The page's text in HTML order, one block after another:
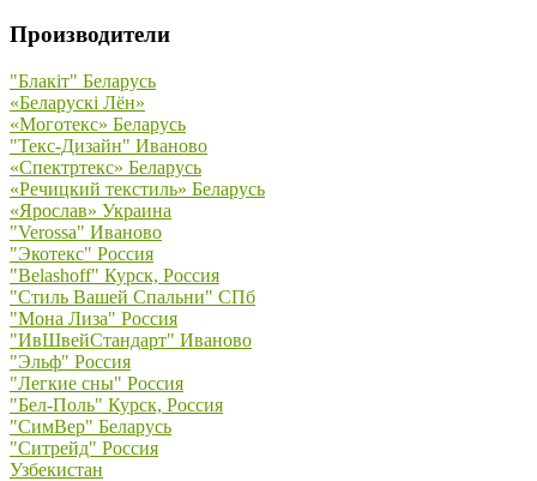
Производители
"Блакiт" Беларусь
«Беларускi Лён»
«Моготекс» Беларусь
"Текс-Дизайн" Иваново
«Спектртекс» Беларусь
«Речицкий текстиль» Беларусь
«Ярослав» Украина
"Verossa" Иваново
"Экотекс" Россия
"Belashoff" Курск, Россия
"Стиль Вашей Спальни" СПб
"Мона Лиза" Россия
"ИвШвейСтандарт" Иваново
"Эльф" Россия
"Легкие сны" Россия
"Бел-Поль" Курск, Россия
"СимВер" Беларусь
"Ситрейд" Россия
Узбекистан